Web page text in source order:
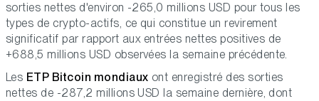
sorties nettes d'environ -265,0 millions USD pour tous les
types de crypto-actifs, ce qui constitue un revirement
significatif par rapport aux entrées nettes positives de
+688,5 millions USD observées la semaine précédente.
Les ETP Bitcoin mondiaux ont enregistré des sorties
nettes de -287,2 millions USD la semaine dernière, dont